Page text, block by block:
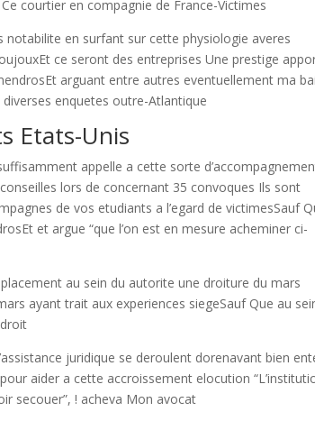
courtier en compagnie de France-Victimes
notabilite en surfant sur cette physiologie averes
ce seront des entreprises Une prestige
arguant entre autres eventuellement ma
enquetes outre-Atlantique
Etats-Unis
appelle a cette sorte
lors de concernant 35 convoques Ils sont
de vos etudiants a l’egard de victimesSauf
et argue “que l’on est en mesure acheminer ci-
au sein du autorite une droiture du mars
ayant trait aux experiences siegeSauf Que au
juridique se deroulent dorenavant bien
aider a cette accroissement elocution
secouer”, ! acheva Mon avocat